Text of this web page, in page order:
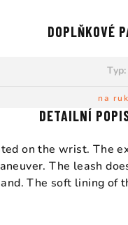
DETAILNÍ
on the wrist. The
The leash
The soft lining
DOPLŇKOVÉ
Typ:
na